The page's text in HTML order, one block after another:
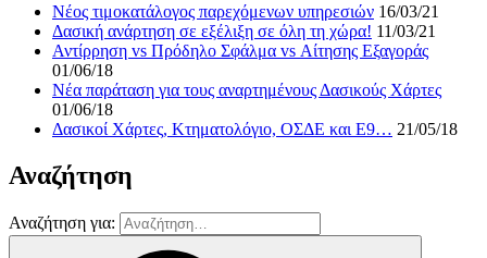
Νέος τιμοκατάλογος παρεχόμενων υπηρεσιών 16/03/21
Δασική ανάρτηση σε εξέλιξη σε όλη τη χώρα! 11/03/21
Αντίρρηση vs Πρόδηλο Σφάλμα vs Αίτησης Εξαγοράς
01/06/18
Νέα παράταση για τους αναρτημένους Δασικούς Χάρτες
01/06/18
Δασικοί Χάρτες, Κτηματολόγιο, ΟΣΔΕ και Ε9… 21/05/18
Αναζήτηση
Αναζήτηση για: